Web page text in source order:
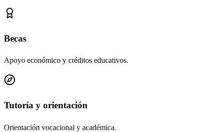
Becas
Apoyo económico y créditos educativos.
Tutoría y orientación
Orientación vocacional y académica.